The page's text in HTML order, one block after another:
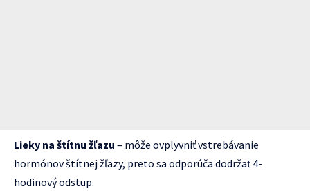
Lieky na štítnu žľazu – môže ovplyvniť vstrebávanie
hormónov štítnej žľazy, preto sa odporúča dodržať 4-
hodinový odstup.